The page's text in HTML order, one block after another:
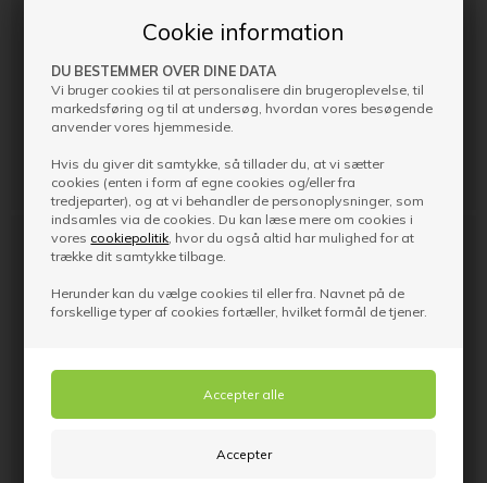
Cookie information
DU BESTEMMER OVER DINE DATA
Vi bruger cookies til at personalisere din brugeroplevelse, til
markedsføring og til at undersøg, hvordan vores besøgende
anvender vores hjemmeside.
Hvis du giver dit samtykke, så tillader du, at vi sætter
cookies (enten i form af egne cookies og/eller fra
tredjeparter), og at vi behandler de personoplysninger, som
indsamles via de cookies. Du kan læse mere om cookies i
vores cookiepolitik , hvor du også altid har mulighed for at
trække dit samtykke tilbage.
Herunder kan du vælge cookies til eller fra. Navnet på de
forskellige typer af cookies fortæller, hvilket formål de tjener.
Produktbeskrivelse
Bemærk:Hængsler til dine indvendige karme medfølger
altid, når du køber en karm hos ByggeBilligt.dk. Løse
hængsler købes typisk separat, hvis du vil montere døre i
eksisterende karme eller blot vil udskifte dine karme.
Justerbar i højden (-3 mm til + 3 mm)
Specifikationer
Varenummer
0660-02200000027
Safco Doors